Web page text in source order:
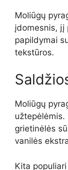
Moliūgų
įdomesnis, jį
papildymai
tekstūros.
Moliūgų
užtepėlėmis.
grietinėlės
vanilės
Kita